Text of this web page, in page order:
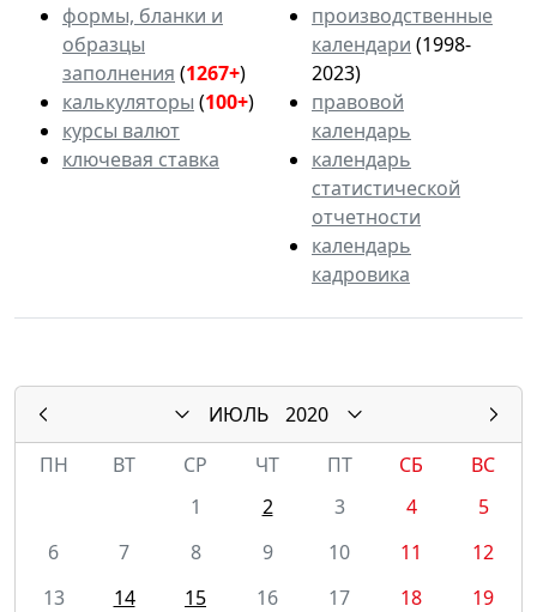
формы, бланки и
образцы
заполнения (1267+)
калькуляторы (100+)
курсы валют
ключевая ставка
производственные
календари (1998-
2023)
правовой
календарь
календарь
статистической
отчетности
календарь
кадровика
ИЮЛЬ
2020
ПН
ВТ СР ЧТ ПТ СБ
ВС
1
2 3 4
5
6
7 8 9 10 11
12
13
14 15 16 17 18
19